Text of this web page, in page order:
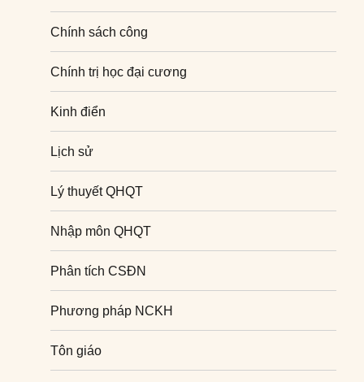
Chính sách công
Chính trị học đại cương
Kinh điển
Lịch sử
Lý thuyết QHQT
Nhập môn QHQT
Phân tích CSĐN
Phương pháp NCKH
Tôn giáo